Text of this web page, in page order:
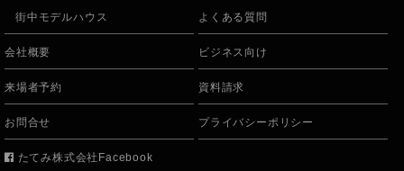
街中モデルハウス よくある質問
会社概要 ビジネス向け
来場者予約 資料請求
お問合せ プライバシーポリシー
たてみ株式会社Facebook